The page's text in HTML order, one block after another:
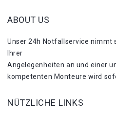
ABOUT US
Unser 24h Notfallservice nimmt
Ihrer
Angelegenheiten an und einer
kompetenten Monteure wird
NÜTZLICHE LINKS